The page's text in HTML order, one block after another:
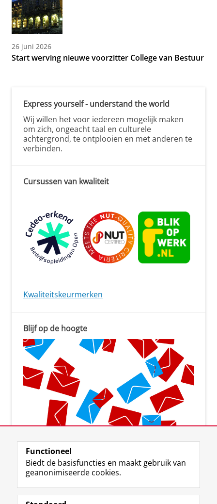
26 juni 2026
Start werving nieuwe voorzitter College van Bestuur
Express yourself - understand the world
Wij willen het voor iedereen mogelijk maken
om zich, ongeacht taal en culturele
achtergrond, te ontplooien en met anderen te
verbinden.
Cursussen van kwaliteit
Kwaliteitskeurmerken
Blijf op de hoogte
Aanmelden voor de nieuwsbrief
Functioneel
Biedt de basisfuncties en maakt gebruik van
geanonimiseerde cookies.